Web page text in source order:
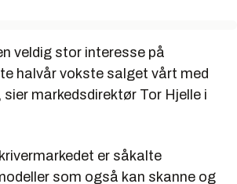
veldig stor interesse på
halvår vokste salget vårt med
sier markedsdirektør Tor Hjelle i
er såkalte
som også kan skanne og